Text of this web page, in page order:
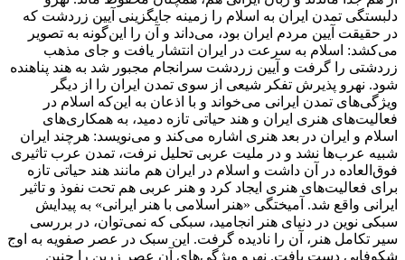
دلبستگی تمدن ایران به اسلام را زمینه جایگزینی آیین زردشت که
در حقیقت آیین مردم ایران بود، می‌داند و آن را این‌گونه به تصویر
می‌کشد: اسلام به سرعت در ایران انتشار یافت و جای مذهب
زردشتی را گرفت و آیین زردشت سرانجام مجبور شد به هند پناهنده
شود. نهرو پذیرش تفکر شیعی از سوی تمدن ایران را از دیگر
ویژگی‌های تمدن ایرانی می‌خواند و با اذعان به این‌که اسلام در
فعالیت‌های هنری ایران و هند حیاتی تازه دمید، به همکاری‌های
اسلام و ایران در بعد هنری اشاره می‌کند و می‌نویسد: هر‌چند ایران
شبیه عرب‌ها نشد و در ملیت عربی تحلیل نرفت، تمدن عرب تاثیری
فوق‌العاده در آن داشت و اسلام در ایران هم مانند هند حیاتی تازه
برای فعالیت‌های هنری ایجاد کرد و هنر عربی هم تحت نفوذ و تاثیر
ایرانی واقع شد. آمیختگی «هنر اسلامی با هنر ایرانی» به پیدایش
سبکی نوین در دنیای هنر انجامید، سبکی که نمی‌توان، در بررسی
سیر تکامل هنر، آن را نادیده گرفت. این سبک در عصر صفویه به اوج
شکوفایی دست یافت. نهرو ویژگی‌های آن عصر زرین را چنین